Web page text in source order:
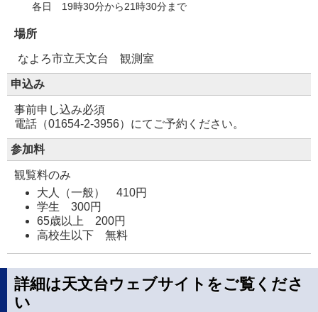
各日 19時30分から21時30分まで
場所
なよろ市立天文台 観測室
申込み
事前申し込み必須
電話（01654-2-3956）にてご予約ください。
参加料
観覧料のみ
大人（一般） 410円
学生 300円
65歳以上 200円
高校生以下 無料
詳細は天文台ウェブサイトをご覧くださ
い